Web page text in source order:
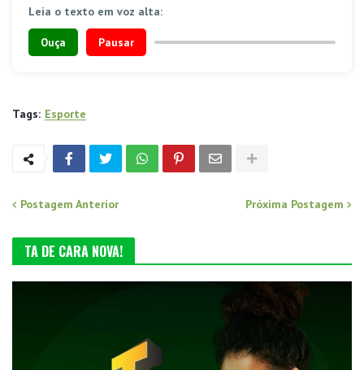
Leia o texto em voz alta:
Ouça Pausar
Tags: Esporte
Postagem Anterior Próxima Postagem
TA DE CARA NOVA!